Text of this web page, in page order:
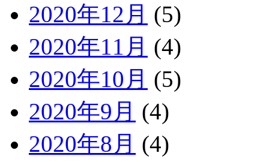
2020年12月 (5)
2020年11月 (4)
2020年10月 (5)
2020年9月 (4)
2020年8月 (4)